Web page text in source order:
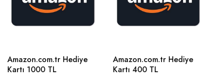
Amazon.com.tr Hediye
Kartı 1000 TL
Amazon.com.tr Hediye
Kartı 400 TL